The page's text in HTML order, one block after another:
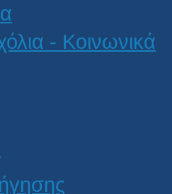
- Κοινωνικά